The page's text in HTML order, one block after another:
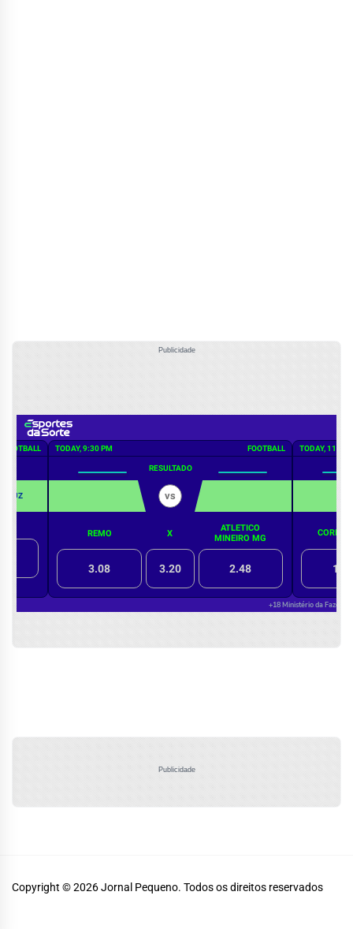
Publicidade
Publicidade
Copyright © 2026Jornal Pequeno. Todos os direitos reservados